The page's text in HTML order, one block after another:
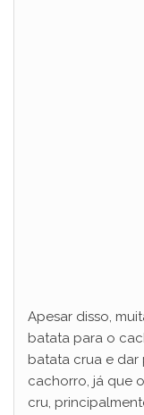
Apesar disso,
batata para o
batata crua e
cachorro, já que
cru,